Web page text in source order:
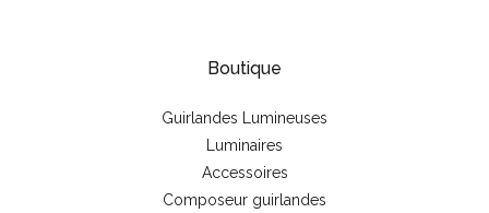
Boutique
Guirlandes Lumineuses
Luminaires
Accessoires
Composeur guirlandes